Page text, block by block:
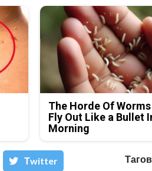
The Horde Of Worms
Fly Out Like a Bullet
Morning
Тwitter